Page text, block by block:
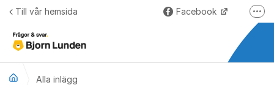
Hoppa till innehåll
Till vår hemsida Facebook
Alla inlägg